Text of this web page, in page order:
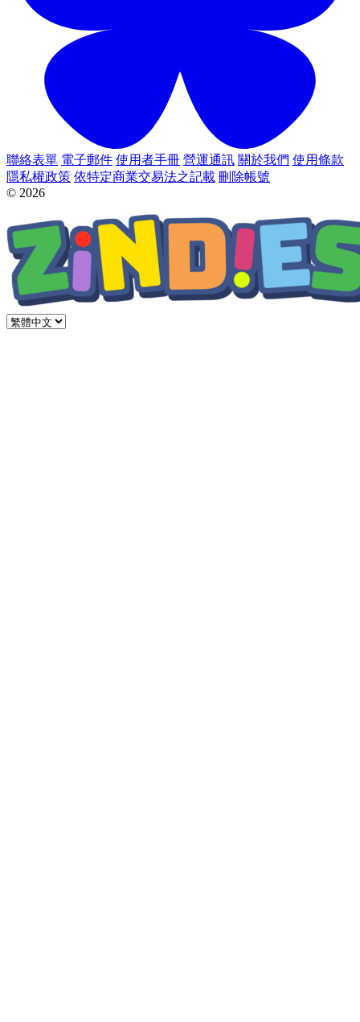
聯絡表單 電子郵件 使用者手冊 營運通訊 關於我們 使用條款
隱私權政策 依特定商業交易法之記載 刪除帳號
© 2026